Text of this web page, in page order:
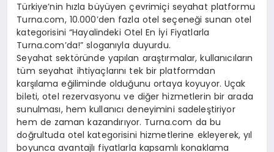
Türkiye’nin hızla büyüyen çevrimiçi seyahat platformu
Turna.com, 10.000’den fazla otel seçeneği sunan otel
kategorisini “Hayalindeki Otel En İyi Fiyatlarla
Turna.com’da!” sloganıyla duyurdu.
Seyahat sektöründe yapılan araştırmalar, kullanıcıların
tüm seyahat ihtiyaçlarını tek bir platformdan
karşılama eğiliminde olduğunu ortaya koyuyor. Uçak
bileti, otel rezervasyonu ve diğer hizmetlerin bir arada
sunulması, hem kullanıcı deneyimini sadeleştiriyor
hem de zaman kazandırıyor. Turna.com da bu
doğrultuda otel kategorisini hizmetlerine ekleyerek, yıl
boyunca avantajlı fiyatlarla kapsamlı konaklama